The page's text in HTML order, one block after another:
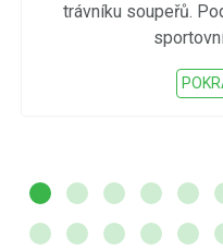
trávníku soupeřů.